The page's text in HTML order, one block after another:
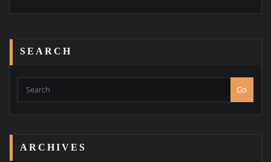
SEARCH
Go
ARCHIVES